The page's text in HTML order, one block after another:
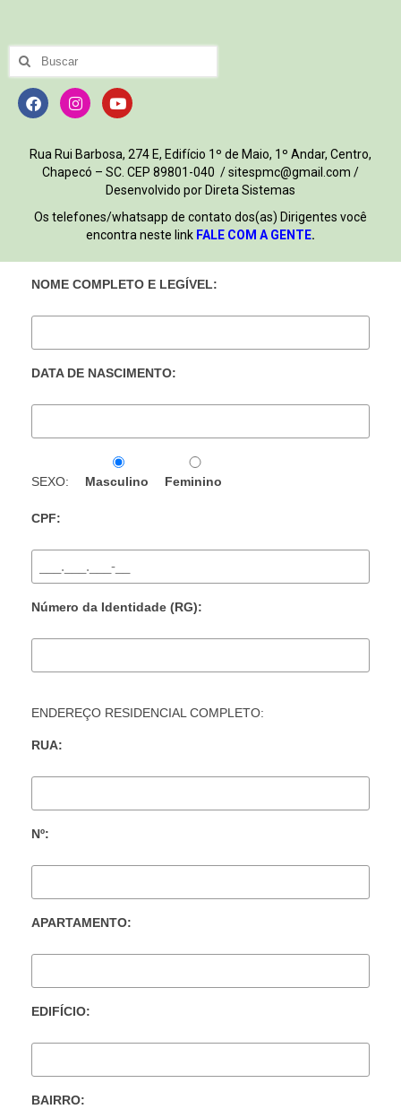
Rua Rui Barbosa, 274 E, Edifício 1º de Maio, 1º Andar, Centro,
Chapecó – SC. CEP 89801-040 / sitespmc@gmail.com /
Desenvolvido por Direta Sistemas
Os telefones/whatsapp de contato dos(as) Dirigentes você
encontra neste link FALE COM A GENTE.
NOME COMPLETO E LEGÍVEL:
DATA DE NASCIMENTO:
SEXO: Masculino Feminino
CPF:
Número da Identidade (RG):
ENDEREÇO RESIDENCIAL COMPLETO:
RUA:
Nº:
APARTAMENTO:
EDIFÍCIO:
BAIRRO: